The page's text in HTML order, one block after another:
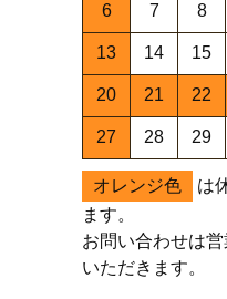
6 7 8
13 14 15
20 21 22
27 28 29
オレンジ色
は
ます。
お問い合わせは
いただきます。